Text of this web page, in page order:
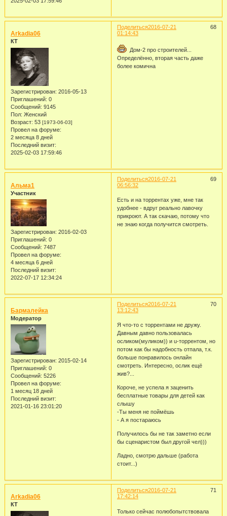
Поделиться 68
2016-07-21
01:14:43
Arkadia06
КТ
Зарегистрирован: 2016-05-13
Приглашений: 0
Сообщений: 9145
Пол: Женский
Возраст: 53 [1973-06-03]
Провел на форуме:
2 месяца 8 дней
Последний визит:
2025-02-03 17:59:46
Дом-2 про строителей...
Определённо, вторая часть даже
более комична
Поделиться 69
2016-07-21
06:56:32
Альма1
Участник
Зарегистрирован: 2016-02-03
Приглашений: 0
Сообщений: 7487
Провел на форуме:
4 месяца 6 дней
Последний визит:
2022-07-17 12:34:24
Есть и на торрентах уже, мне так
удобнее - вдруг реально лавочку
прикроют. А так скачаю, потому что
не знаю когда получится смотреть.
Поделиться 70
2016-07-21
13:12:43
Бармалейка
Модератор
Зарегистрирован: 2015-02-14
Приглашений: 0
Сообщений: 5226
Провел на форуме:
1 месяц 18 дней
Последний визит:
2021-01-16 23:01:20
Я что-то с торрентами не дружу.
Давным давно пользовалась
осликом(муликом)) и u-торрентом, но
потом как бы надобность отпала, т.к.
больше понравилось онлайн
смотреть. Интересно, ослик ещё
жив?...
Короче, не успела я заценить
бесплатные товары для детей как
слышу
-Ты меня не поймёшь
- А я постараюсь
Получилось бы не так заметно если
бы сценаристом был другой чел)))
Ладно, смотрю дальше (работа
стоит...)
Поделиться 71
2016-07-21
17:42:14
Arkadia06
КТ
Только сейчас полюбопытствовала